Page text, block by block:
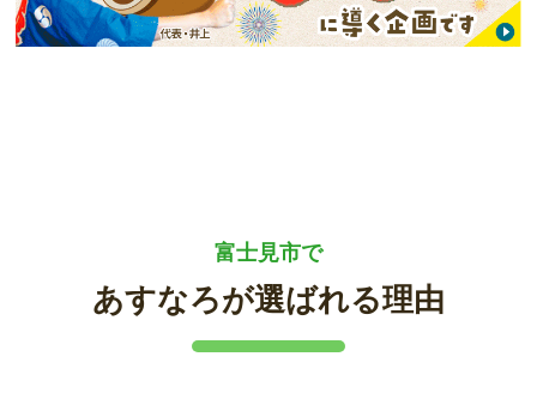
富士見市で
あすなろが選ばれる理由